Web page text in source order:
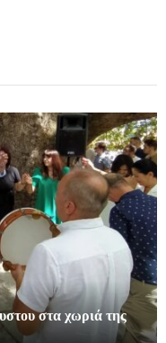
στα χωριά της